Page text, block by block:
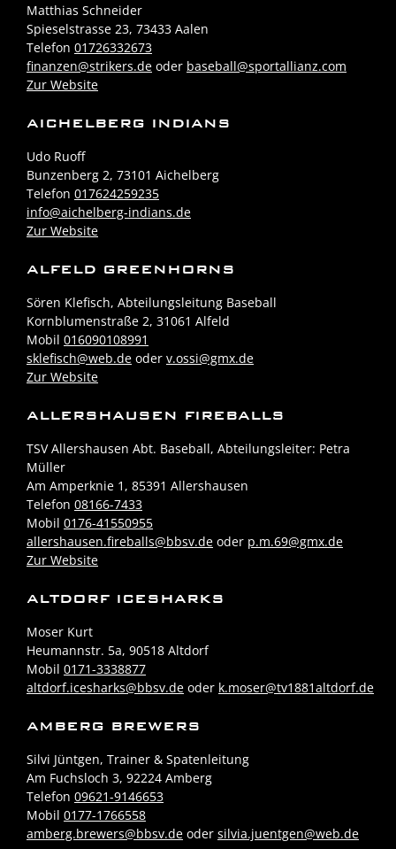
Matthias Schneider
Spieselstrasse 23, 73433 Aalen
Telefon 01726332673
finanzen@strikers.de oder baseball@sportallianz.com
Zur Website
AICHELBERG INDIANS
Udo Ruoff
Bunzenberg 2, 73101 Aichelberg
Telefon 017624259235
info@aichelberg-indians.de
Zur Website
ALFELD GREENHORNS
Sören Klefisch, Abteilungsleitung Baseball
Kornblumenstraße 2, 31061 Alfeld
Mobil 016090108991
sklefisch@web.de oder v.ossi@gmx.de
Zur Website
ALLERSHAUSEN FIREBALLS
TSV Allershausen Abt. Baseball, Abteilungsleiter: Petra
Müller
Am Amperknie 1, 85391 Allershausen
Telefon 08166-7433
Mobil 0176-41550955
allershausen.fireballs@bbsv.de oder p.m.69@gmx.de
Zur Website
ALTDORF ICESHARKS
Moser Kurt
Heumannstr. 5a, 90518 Altdorf
Mobil 0171-3338877
altdorf.icesharks@bbsv.de oder k.moser@tv1881altdorf.de
AMBERG BREWERS
Silvi Jüntgen, Trainer & Spatenleitung
Am Fuchsloch 3, 92224 Amberg
Telefon 09621-9146653
Mobil 0177-1766558
amberg.brewers@bbsv.de oder silvia.juentgen@web.de